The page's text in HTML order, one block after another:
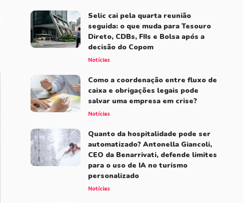
Selic cai pela quarta reunião
seguida: o que muda para Tesouro
Direto, CDBs, FIIs e Bolsa após a
decisão do Copom
Notícias
Como a coordenação entre fluxo de
caixa e obrigações legais pode
salvar uma empresa em crise?
Notícias
Quanto da hospitalidade pode ser
automatizado? Antonella Giancoli,
CEO da Benarrivati, defende limites
para o uso de IA no turismo
personalizado
Notícias